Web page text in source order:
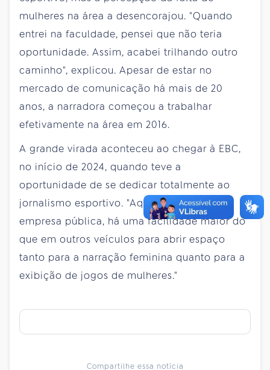
mulheres na área a desencorajou. "Quando
entrei na faculdade, pensei que não teria
oportunidade. Assim, acabei trilhando outro
caminho", explicou. Apesar de estar no
mercado de comunicação há mais de 20
anos, a narradora começou a trabalhar
efetivamente na área em 2016.
A grande virada aconteceu ao chegar à EBC,
no início de 2024, quando teve a
oportunidade de se dedicar totalmente ao
jornalismo esportivo. "Aqui, por ser uma
empresa pública, há uma facilidade maior do
que em outros veículos para abrir espaço
tanto para a narração feminina quanto para a
exibição de jogos de mulheres."
Compartilhe essa notícia